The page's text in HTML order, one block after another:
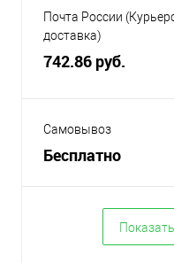
Почта России
доставка)
742.86 руб.
Самовывоз
Бесплатно